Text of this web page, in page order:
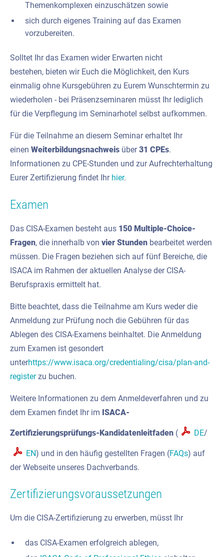
Themenkomplexen einzuschätzen sowie
sich durch eigenes Training auf das Examen
vorzubereiten.
Solltet Ihr das Examen wider Erwarten nicht
bestehen, bieten wir Euch die Möglichkeit, den Kurs
einmalig ohne Kursgebühren zu Eurem Wunschtermin zu
wiederholen - bei Präsenzseminaren müsst Ihr lediglich
für die Verpflegung im Seminarhotel selbst aufkommen.
Für die Teilnahme an diesem Seminar erhaltet Ihr
einen Weiterbildungsnachweis über31 CPEs.
Informationen zu CPE-Stunden und zur Aufrechterhaltung
Eurer Zertifizierung findet Ihr hier.
Examen
Das CISA-Examen besteht aus 150 Multiple-Choice-
Fragen, die innerhalb von vier Stunden bearbeitet werden
müssen. Die Fragen beziehen sich auf fünf Bereiche, die
ISACA im Rahmen der aktuellen Analyse der CISA-
Berufspraxis ermittelt hat.
Bitte beachtet, dass die Teilnahme am Kurs weder die
Anmeldung zur Prüfung noch die Gebühren für das
Ablegen des CISA-Examens beinhaltet. Die Anmeldung
zum Examen ist gesondert
unterhttps://www.isaca.org/credentialing/cisa/plan-and-
registerzu buchen.
Weitere Informationen zu dem Anmeldeverfahren und zu
dem Examen findet Ihr im ISACA-
Zertifizierungsprüfungs-Kandidatenleitfaden ( DE/
EN) und in den häufig gestellten Fragen (FAQs) auf
der Webseite unseres Dachverbands.
Zertifizierungsvoraussetzungen
Um die CISA-Zertifizierung zu erwerben, müsst Ihr
das CISA-Examen erfolgreich ablegen,